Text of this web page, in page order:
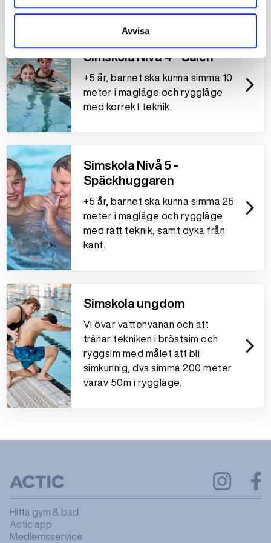
Avvisa
Simskola Nivå 4 - Sälen
+5 år, barnet ska kunna simma 10
meter i magläge och ryggläge
med korrekt teknik.
arrow_forward_ios
Simskola Nivå 5 -
Späckhuggaren
+5 år, barnet ska kunna simma 25
meter i magläge och ryggläge
med rätt teknik, samt dyka från
kant.
arrow_forward_ios
Simskola ungdom
Vi övar vattenvanan och att
tränar tekniken i bröstsim och
ryggsim med målet att bli
simkunnig, dvs simma 200 meter
varav 50m i ryggläge.
arrow_forward_ios
Hitta gym & bad
Actic app
Medlemsservice